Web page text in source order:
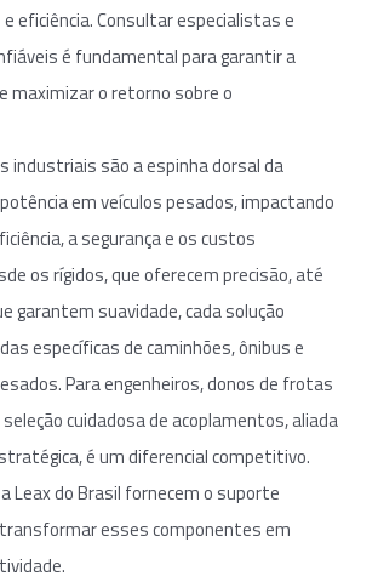
eficiência. Consultar especialistas e
é fundamental para garantir a
maximizar o retorno sobre o
industriais são a espinha dorsal da
em veículos pesados, impactando
a segurança e os custos
os rígidos, que oferecem precisão, até
garantem suavidade, cada solução
específicas de caminhões, ônibus e
Para engenheiros, donos de frotas
cuidadosa de acoplamentos, aliada
é um diferencial competitivo.
Leax do Brasil fornecem o suporte
esses componentes em